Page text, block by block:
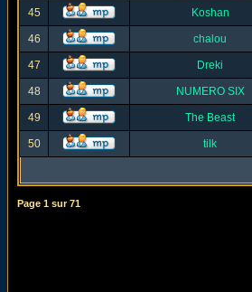
45 Koshan
46 chalou
47 Dreki
48 NUMERO SIX
49 The Beast
50 tilk
Page 1 sur71